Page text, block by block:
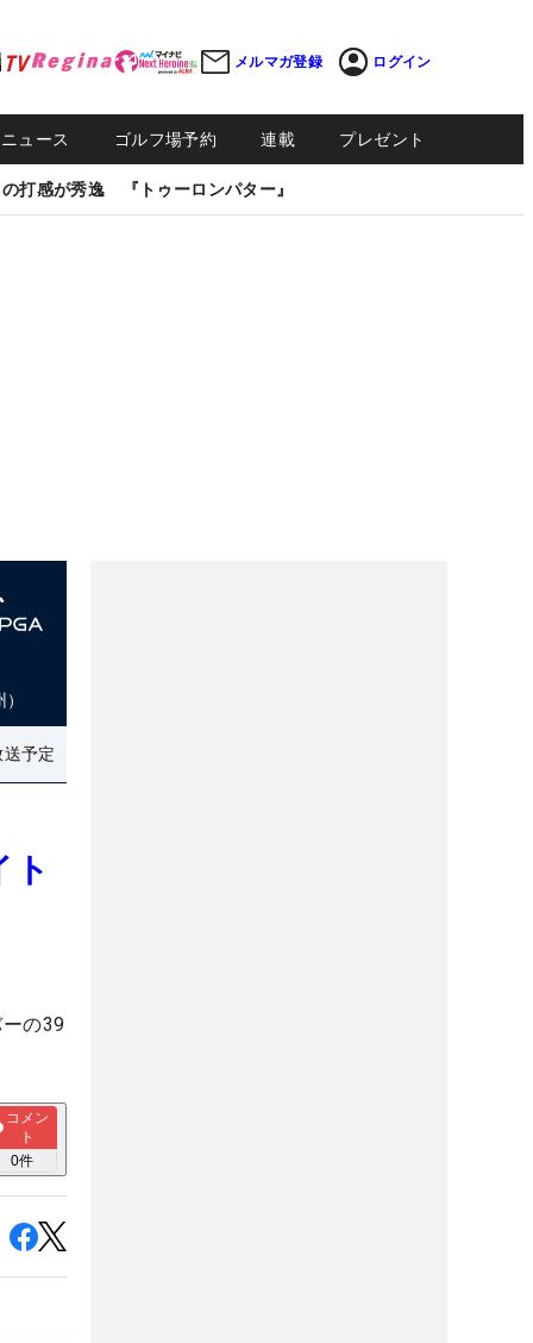
メルマガ登録 ログイン
ュース ゴルフ場予約 連載 プレゼント
打感が秀逸 『トゥーロンパター』
予定
ト
の39
コメン
ト
0件